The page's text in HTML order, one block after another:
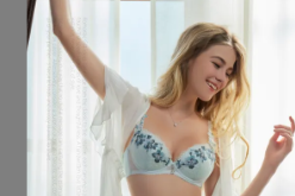
加入購物車